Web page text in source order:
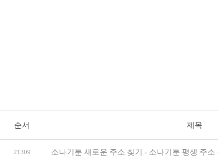
순서 제목
21309 소나기툰 새로운 주소 찾기 - 소나기툰 평생 주